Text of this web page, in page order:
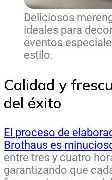
Deliciosos
ideales para
eventos
estilo.
Calidad y
del éxito
El proceso de
Brothaus es
entre tres y cuatro
garantizando que